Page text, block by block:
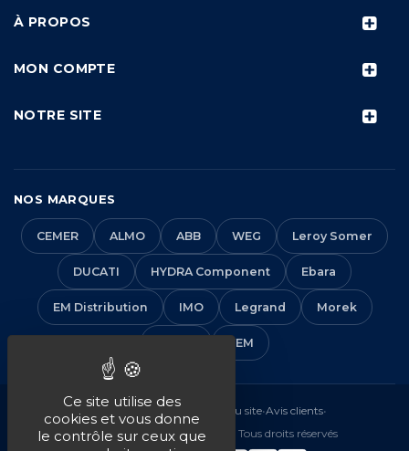
À PROPOS
MON COMPTE
NOTRE SITE
NOS MARQUES
CEMER ALMO ABB WEG Leroy Somer
DUCATI HYDRA Component Ebara
EM Distribution IMO Legrand Morek
VEM
Mentions légales•CGV Plan du site•Avis clients•
© 2016-2026 EM Distribution - Tous droits réservés
Ce site utilise des
cookies et vous donne
le contrôle sur ceux que